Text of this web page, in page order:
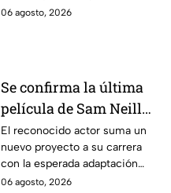
podría ser cancelada:
06 agosto, 2026
Se confirma la última
película de Sam Neill
antes de morir: esto es
lo que se sabe hasta
ahora
El reconocido actor suma un
nuevo proyecto a su carrera
con la esperada adaptación
cinematográfica del popular
06 agosto, 2026